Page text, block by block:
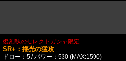
復刻秋のセレクトガシャ限定
SR+：揺光の猛攻
ドロー：5 / パワー：530 (MAX:1590)